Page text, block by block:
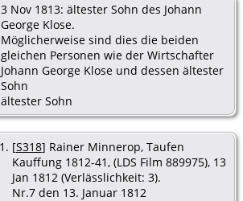
3 Nov 1813: ältester Sohn des Johann
George Klose.
Möglicherweise sind dies die beiden
gleichen Personen wie der Wirtschafter
Johann George Klose und dessen ältester
Sohn
ältester Sohn
[S318] Rainer Minnerop, Taufen
Kauffung 1812-41, (LDS Film 889975), 13
Jan 1812 (Verlässlichkeit: 3).
Nr.7 den 13. Januar 1812